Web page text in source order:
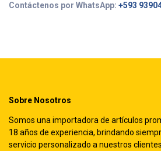
Contáctenos por WhatsApp: +593
Sobre Nosotros
Somos una importadora de artículos
18 años de experiencia, brindando
servicio personalizado a nuestros